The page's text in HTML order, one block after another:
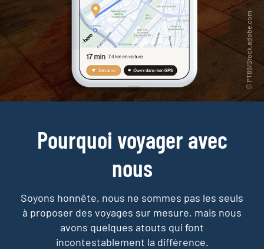
Pourquoi voyager avec
nous
Soyons honnête, nous ne sommes pas les seuls
à proposer des voyages sur mesure, mais nous
avons quelques atouts qui font
incontestablement la différence.